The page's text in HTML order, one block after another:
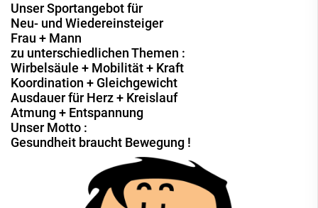
Unser Sportangebot für
Neu- und Wiedereinsteiger
Frau + Mann
zu unterschiedlichen Themen :
Wirbelsäule + Mobilität + Kraft
Koordination + Gleichgewicht
Ausdauer für Herz + Kreislauf
Atmung + Entspannung
Unser Motto :
Gesundheit braucht Bewegung !